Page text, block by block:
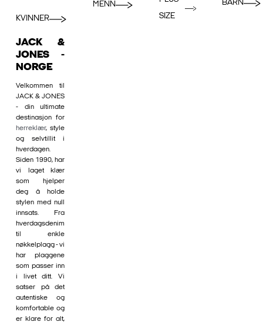
KVINNER
MENN
SIZE
BARN
JACK &
JONES -
NORGE
Velkommen til
JACK & JONES
- din ultimate
destinasjon for
herreklær, style
og selvtillit i
hverdagen.
Siden 1990, har
vi laget klær
som hjelper
deg å holde
stylen med null
innsats. Fra
hverdagsdenim
til enkle
nøkkelplagg - vi
har plaggene
som passer inn
i livet ditt. Vi
satser på det
autentiske og
komfortable og
er klare for alt,